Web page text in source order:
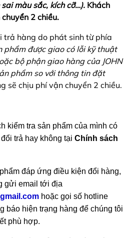
sai màu sắc, kích cỡ…). Khách
2 chiều.
trả hàng do phát sinh từ phía
phẩm được giao có lỗi kỹ thuật
bộ phận giao hàng của JOHN
phẩm so với thông tin đặt
sẽ chịu phí vận chuyển 2 chiều.
kiểm tra sản phẩm của mình có
trả hay không tại Chính sách
đáp ứng điều kiện đổi hàng,
gửi email tới địa
hoặc gọi số hotline
báo hiện trạng hàng để chúng tôi
phù hợp.